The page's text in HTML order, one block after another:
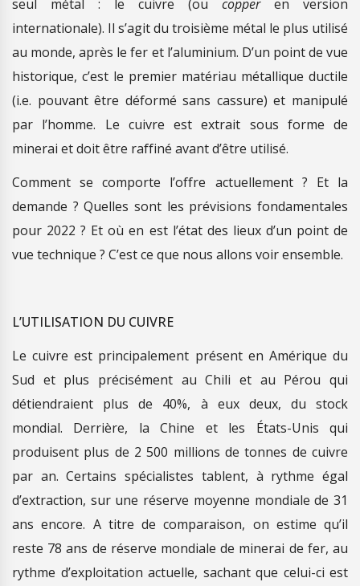
seul métal : le cuivre (ou copperen version
internationale). Il s’agit du troisième métal le plus utilisé
au monde, après le fer et l’aluminium. D’un point de vue
historique, c’est le premier matériau métallique ductile
(i.e. pouvant être déformé sans cassure) et manipulé
par l’homme. Le cuivre est extrait sous forme de
minerai et doit être raffiné avant d’être utilisé.
Comment se comporte l’offre actuellement ? Et la
demande ? Quelles sont les prévisions fondamentales
pour 2022 ? Et où en est l’état des lieux d’un point de
vue technique ? C’est ce que nous allons voir ensemble.
L’UTILISATION DU CUIVRE
Le cuivre est principalement présent en Amérique du
Sud et plus précisément au Chili et au Pérou qui
détiendraient plus de 40%, à eux deux, du stock
mondial. Derrière, la Chine et les États-Unis qui
produisent plus de 2 500 millions de tonnes de cuivre
par an. Certains spécialistes tablent, à rythme égal
d’extraction, sur une réserve moyenne mondiale de 31
ans encore. A titre de comparaison, on estime qu’il
reste 78 ans de réserve mondiale de minerai de fer, au
rythme d’exploitation actuelle, sachant que celui-ci est